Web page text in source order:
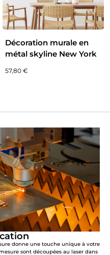
Décoration murale en
métal skyline New York
57,80 €
donne une touche unique à votre
sont découpées au laser dans